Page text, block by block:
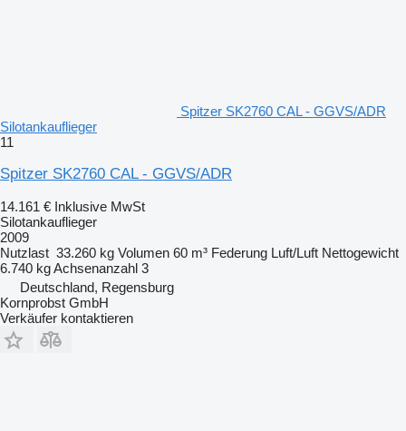
Spitzer SK2760 CAL - GGVS/ADR
Silotankauflieger
11
Spitzer SK2760 CAL - GGVS/ADR
14.161 € Inklusive MwSt
Silotankauflieger
2009
Nutzlast 33.260 kg Volumen 60 m³ Federung Luft/Luft Nettogewicht
6.740 kgAchsenanzahl 3
Deutschland, Regensburg
Kornprobst GmbH
Verkäufer kontaktieren